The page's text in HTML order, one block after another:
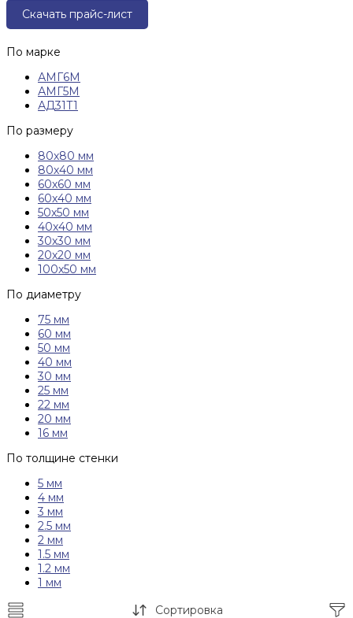
Скачать прайс-лист
По марке
АМГ6М
АМГ5М
АД31Т1
По размеру
80х80 мм
80х40 мм
60х60 мм
60х40 мм
50х50 мм
40х40 мм
30х30 мм
20х20 мм
100х50 мм
По диаметру
75 мм
60 мм
50 мм
40 мм
30 мм
25 мм
22 мм
20 мм
16 мм
По толщине стенки
5 мм
4 мм
3 мм
2.5 мм
2 мм
1.5 мм
1.2 мм
1 мм
Сортировка